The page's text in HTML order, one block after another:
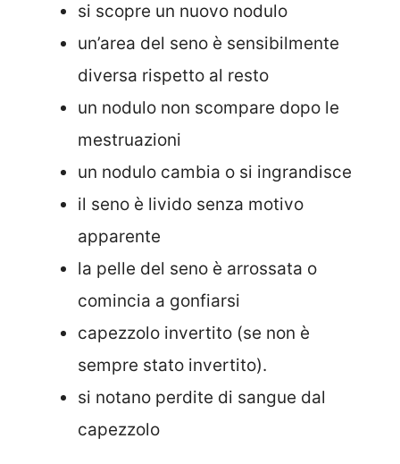
si scopre un nuovo nodulo
un’area del seno è sensibilmente
diversa rispetto al resto
un nodulo non scompare dopo le
mestruazioni
un nodulo cambia o si ingrandisce
il seno è livido senza motivo
apparente
la pelle del seno è arrossata o
comincia a gonfiarsi
capezzolo invertito (se non è
sempre stato invertito).
si notano perdite di sangue dal
capezzolo